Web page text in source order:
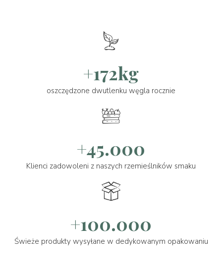
+172kg
oszczędzone dwutlenku węgla rocznie
+45.000
Klienci zadowoleni z naszych rzemieślników smaku
+100.000
Świeże produkty wysyłane w dedykowanym opakowaniu